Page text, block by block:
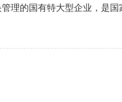
国有特大型企业，是国家